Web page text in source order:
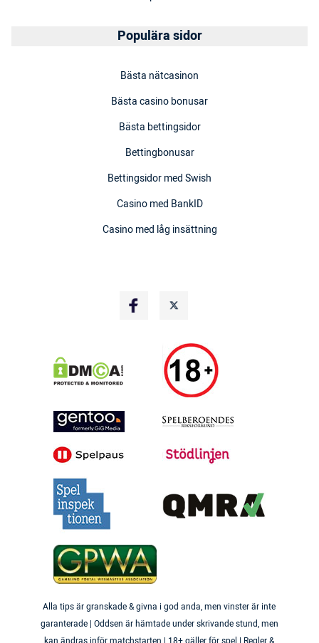
Populära sidor
Bästa nätcasinon
Bästa casino bonusar
Bästa bettingsidor
Bettingbonusar
Bettingsidor med Swish
Casino med BankID
Casino med låg insättning
Alla tips är granskade & givna i god anda, men vinster är inte
garanterade | Oddsen är hämtade under skrivande stund, men